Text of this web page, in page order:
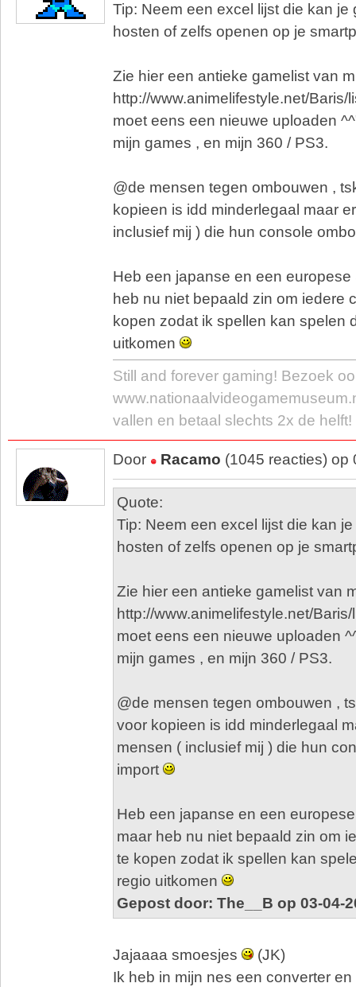
Tip: Neem een excel lijst die kan je
hosten of zelfs openen op je
Zie hier een antieke gamelist van
http://www.animelifestyle.net/Baris/
moet eens een nieuwe uploaden
mijn games , en mijn 360 / PS3.
@de mensen tegen ombouwen ,
kopieen is idd minderlegaal maar
inclusief mij ) die hun console
Heb een japanse en een
heb nu niet bepaald zin om iedere
kopen zodat ik spellen kan spelen
uitkomen
Still and forever gaming! Bezoek
vallen en betaal slechts 2x de helft!
Door Racamo (1045 reacties) op
Quote:
Tip: Neem een excel lijst die kan
hosten of zelfs openen op je
Zie hier een antieke gamelist van
http://www.animelifestyle.net/
moet eens een nieuwe uploaden
mijn games , en mijn 360 / PS3.
@de mensen tegen ombouwen ,
voor kopieen is idd minderlegaal
mensen ( inclusief mij ) die hun
import
Heb een japanse en een
maar heb nu niet bepaald zin om
te kopen zodat ik spellen kan
regio uitkomen
Gepost door: The__B op 03-04-
Jajaaaa smoesjes
(JK)
Ik heb in mijn nes een converter